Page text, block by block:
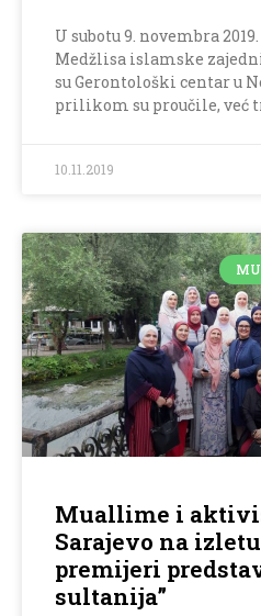
U subotu 9. novembra
Medžlisa islamske
su Gerontološki centar u
prilikom su proučile, već
10.11.2019
Muallime i
Sarajevo na
premijeri
sultanija”